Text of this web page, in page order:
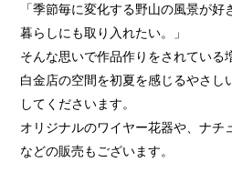
「季節毎に変化する野山の風景が
暮らしにも取り入れたい。」
そんな思いで作品作りをされている
白金店の空間を初夏を感じるやさし
してくださいます。
オリジナルのワイヤー花器や、ナチ
などの販売もございます。